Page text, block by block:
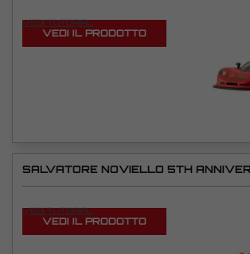
VEDI TUTORIAL
VEDI IL PRODOTTO
SALVATORE NOVIELLO 5TH
VEDI TUTORIAL
VEDI IL PRODOTTO